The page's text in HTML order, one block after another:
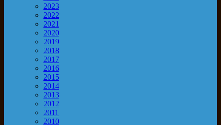
2023
2022
2021
2020
2019
2018
2017
2016
2015
2014
2013
2012
2011
2010